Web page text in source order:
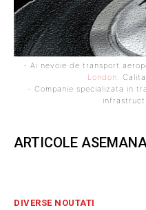
- Ai nevoie de transport
London .
- Companie specializata in
ARTICOLE
DIVERSE NOUTATI